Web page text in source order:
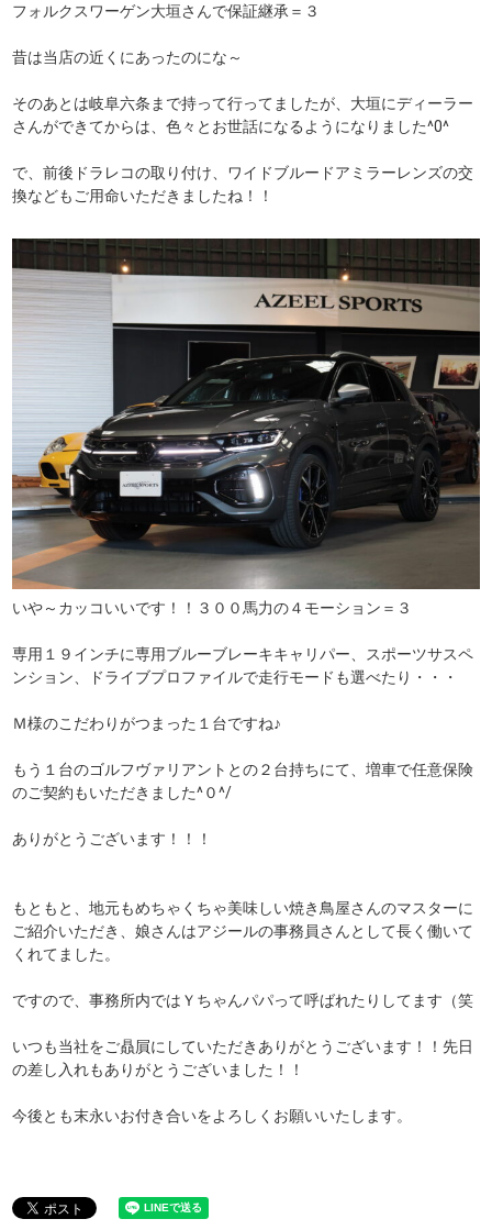
フォルクスワーゲン大垣さんで保証継承＝３
昔は当店の近くにあったのにな～
そのあとは岐阜六条まで持って行ってましたが、大垣にディーラー
さんができてからは、色々とお世話になるようになりました^0^
で、前後ドラレコの取り付け、ワイドブルードアミラーレンズの交
換などもご用命いただきましたね！！
いや～カッコいいです！！３００馬力の４モーション＝３
専用１９インチに専用ブルーブレーキキャリパー、スポーツサスペ
ンション、ドライブプロファイルで走行モードも選べたり・・・
Ｍ様のこだわりがつまった１台ですね♪
もう１台のゴルフヴァリアントとの２台持ちにて、増車で任意保険
のご契約もいただきました^０^/
ありがとうございます！！！
もともと、地元もめちゃくちゃ美味しい焼き鳥屋さんのマスターに
ご紹介いただき、娘さんはアジールの事務員さんとして長く働いて
くれてました。
ですので、事務所内ではＹちゃんパパって呼ばれたりしてます（笑
いつも当社をご贔屓にしていただきありがとうございます！！先日
の差し入れもありがとうございました！！
今後とも末永いお付き合いをよろしくお願いいたします。